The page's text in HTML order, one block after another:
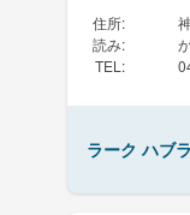
住所:
読み:
TEL :
ラーク ハブ